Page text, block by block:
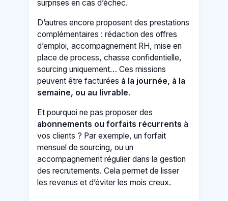
surprises en cas d’échec.
D’autres encore proposent des prestations
complémentaires : rédaction des offres
d’emploi, accompagnement RH, mise en
place de process, chasse confidentielle,
sourcing uniquement… Ces missions
peuvent être facturées à la journée, à la
semaine, ou au livrable.
Et pourquoi ne pas proposer des
abonnements ou forfaits récurrents à
vos clients ? Par exemple, un forfait
mensuel de sourcing, ou un
accompagnement régulier dans la gestion
des recrutements. Cela permet de lisser
les revenus et d’éviter les mois creux.